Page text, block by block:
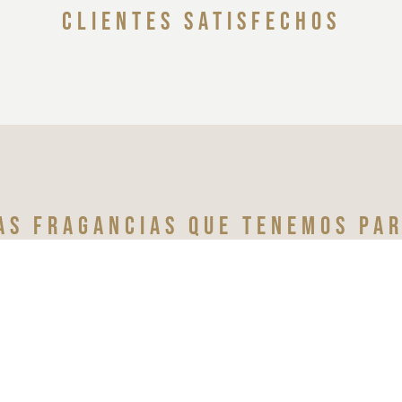
clientes satisfechos
fragancias que tenemos